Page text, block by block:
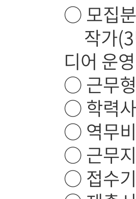
○ 모집
작가(3
디어 운
○ 근무
○ 학력
○ 역무
○ 근무
○ 접수